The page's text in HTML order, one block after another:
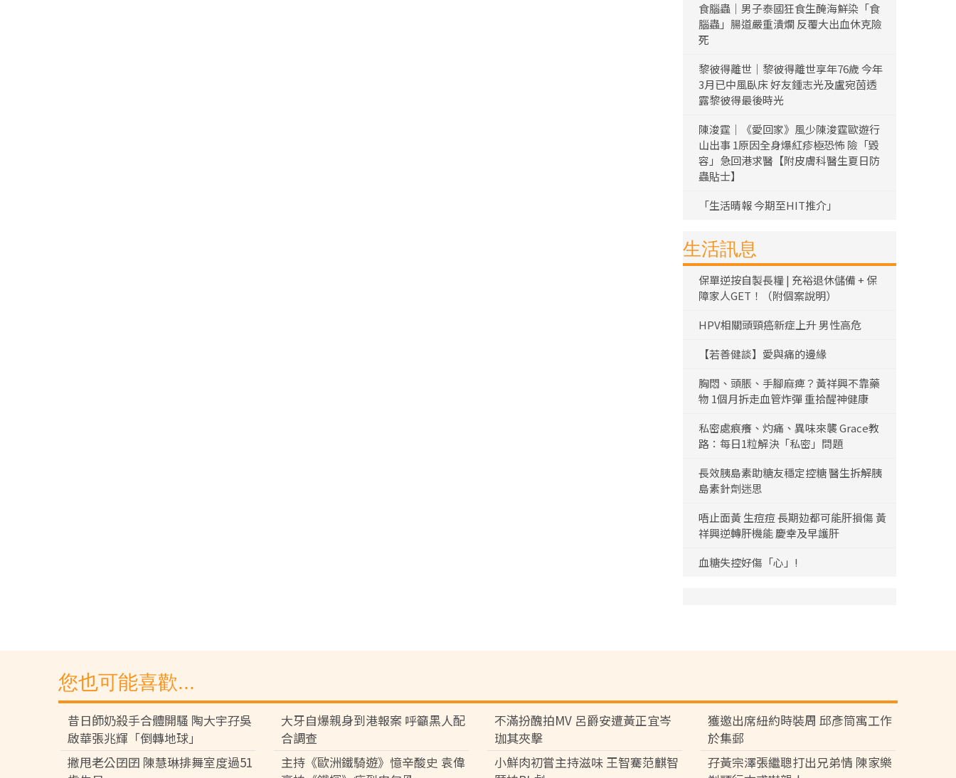
食腦蟲｜男子泰國狂食生醃海鮮染「食
腦蟲」腸道嚴重潰爛 反覆大出血休克險
死
黎彼得離世｜黎彼得離世享年76歲 今年
3月已中風臥床 好友鍾志光及盧宛茵透
露黎彼得最後時光
陳浚霆｜《愛回家》風少陳浚霆歐遊行
山出事 1原因全身爆紅疹極恐怖 險「毀
容」急回港求醫【附皮膚科醫生夏日防
蟲貼士】
「生活晴報 今期至HIT推介」
生活訊息
保單逆按自製長糧 | 充裕退休儲備 + 保
障家人GET！（附個案說明）
HPV相關頭頸癌新症上升 男性高危
【若善健談】愛與痛的邊緣
胸悶、頭脹、手腳麻痺？黃祥興不靠藥
物 1個月拆走血管炸彈 重拾醒神健康
私密處痕癢、灼痛、異味來襲 Grace教
路：每日1粒解決「私密」問題
長效胰島素助糖友穩定控糖 醫生拆解胰
島素針劑迷思
唔止面黃 生痘痘 長期攰都可能肝損傷 黃
祥興逆轉肝機能 慶幸及早護肝
血糖失控好傷「心」!
您也可能喜歡...
昔日師奶殺手合體開騷 陶大宇孖吳
啟華張兆輝「倒轉地球」
大牙自爆親身到港報案 呼籲黑人配
合調查
不滿扮醜拍MV 呂爵安遭黃正宜岑
珈其夾擊
獲邀出席紐約時裝周 邱彥筒寓工作
於集郵
撇甩老公囝囝 陳慧琳排舞室度過51
主持《歐洲鐵騎遊》憶辛酸史 袁偉
小鮮肉初嘗主持滋味 王智騫范麒智
孖黃宗澤張繼聰打出兄弟情 陳家樂